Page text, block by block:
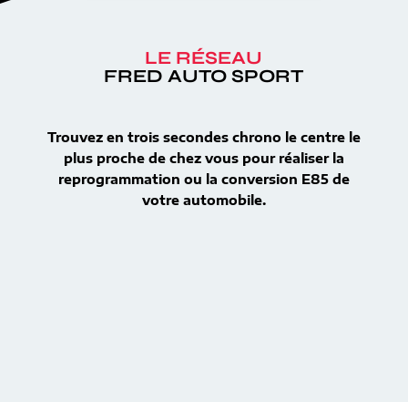
LE RÉSEAU
FRED AUTO SPORT
Trouvez en trois secondes chrono le centre le
plus proche de chez vous pour réaliser la
reprogrammation ou la conversion E85 de
votre automobile.